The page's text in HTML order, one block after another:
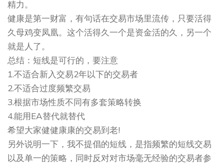
精力。
健康是第一财富，有句话在交易市场里流传，只要活得
久母鸡变凤凰。这个活得久一个是资金活的久，另一个
就是人了。
总结：短线是可行的，要注意
1.不适合新入交易2年以下的交易者
2.不适合过度频繁交易
3.根据市场性质不同有多套策略转换
4.能用EA替代就替代
希望大家健健康康的交易到老!
另外说明一下，我不提倡的短线，是指频繁的短线交易
以及单一的策略，同时反对对市场毫无经验的交易者参